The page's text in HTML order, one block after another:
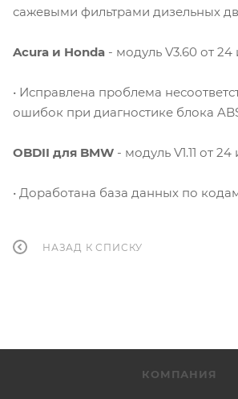
сажевыми фильтрами дизельных
Acura и Honda - модуль V3.60 от 24
• Исправлена проблема
ошибок при диагностике блока
OBDII для BMW - модуль V1.11 от
• Доработана база данных по
НАЗАД К СПИСКУ
КОМПАНИЯ